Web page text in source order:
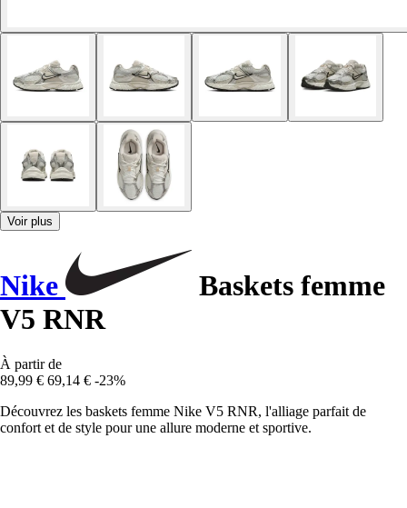
Voir plus
Nike
Baskets femme
V5 RNR
À partir de
89,99 € 69,14 € -23%
Découvrez les baskets femme Nike V5 RNR, l'alliage parfait de
confort et de style pour une allure moderne et sportive.